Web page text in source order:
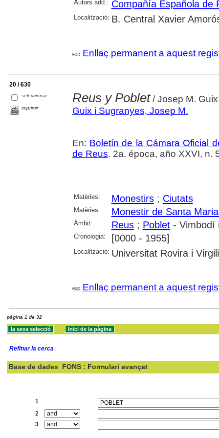
Autors add.: Compañía Española de
Localització: B. Central Xavier
Enllaç permanent a aquest
20 / 630
seleccionar
imprimir
Reus y Poblet/ Josep M.
Guix i Sugranyes, Josep M.
En: Boletín de la Cámara Oficial
de Reus. 2a. época, año XXVI, n.
Matèries: Monestirs; Ciutats
Matèries: Monestir de Santa
Àmbit: Reus; Poblet- Vimbodí
Cronologia: [0000 - 1955]
Localització: Universitat Rovira i Virgili
Enllaç permanent a aquest
pàgina 1 de 32
Refinar la cerca
Base de dades FONS : Formulari avançat
1
2
3